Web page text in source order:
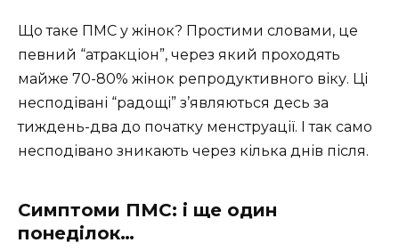
Що таке ПМС у жінок? Простими словами, це
певний “атракціон”, через який проходять
майже 70-80% жінок репродуктивного віку. Ці
несподівані “радощі” з’являються десь за
тиждень-два до початку менструації. І так само
несподівано зникають через кілька днів після.
Симптоми ПМС: і ще один
понеділок…